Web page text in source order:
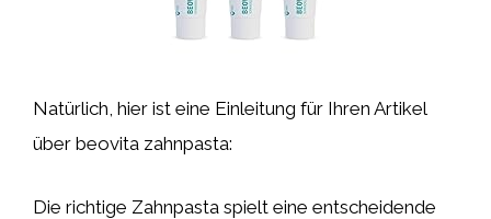
Natürlich, hier ist eine Einleitung für Ihren Artikel
über beovita zahnpasta:
Die richtige Zahnpasta spielt eine entscheidende